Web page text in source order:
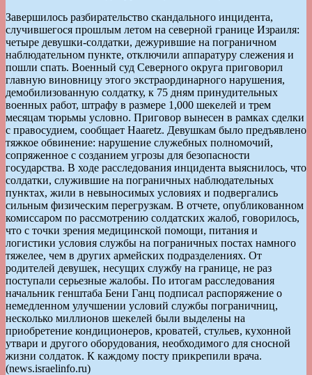
Завершилось разбирательство скандального инцидента,
случившегося прошлым летом на северной границе Израиля:
четыре девушки-солдатки, дежурившие на пограничном
наблюдательном пункте, отключили аппаратуру слежения и
пошли спать. Военный суд Северного округа приговорил
главную виновницу этого экстраординарного нарушения,
демобилизованную солдатку, к 75 дням принудительных
военных работ, штрафу в размере 1,000 шекелей и трем
месяцам тюрьмы условно. Приговор вынесен в рамках сделки
с правосудием, сообщает Haaretz. Девушкам было предъявлено
тяжкое обвинение: нарушение служебных полномочий,
сопряженное с созданием угрозы для безопасности
государства. В ходе расследования инцидента выяснилось, что
солдатки, служившие на пограничных наблюдательных
пунктах, жили в невыносимых условиях и подвергались
сильным физическим перегрузкам. В отчете, опубликованном
комиссаром по рассмотрению солдатских жалоб, говорилось,
что с точки зрения медицинской помощи, питания и
логистики условия службы на пограничных постах намного
тяжелее, чем в других армейских подразделениях. От
родителей девушек, несущих службу на границе, не раз
поступали серьезные жалобы. По итогам расследования
начальник генштаба Бени Ганц подписал распоряжение о
немедленном улучшении условий службы пограничниц,
несколько миллионов шекелей были выделены на
приобретение кондиционеров, кроватей, стульев, кухонной
утвари и другого оборудования, необходимого для сносной
жизни солдаток. К каждому посту прикрепили врача.
(news.israelinfo.ru)